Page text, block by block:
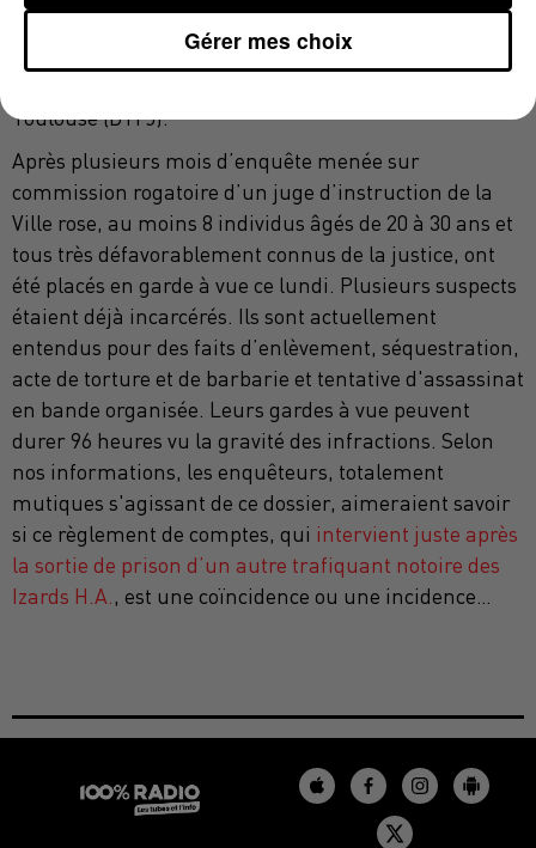
dossier à la crim’ ; la division criminelle de la
Toulouse (DTPJ).
Après plusieurs mois d’enquête menée sur
commission rogatoire d’un juge d’instruction de la
Ville rose, au moins 8 individus âgés de 20 à 30 ans et
tous très défavorablement connus de la justice, ont
été placés en garde à vue ce lundi. Plusieurs suspects
étaient déjà incarcérés. Ils sont actuellement
entendus pour des faits d’enlèvement, séquestration,
acte de torture et de barbarie et tentative d'assassinat
en bande organisée. Leurs gardes à vue peuvent
durer 96 heures vu la gravité des infractions. Selon
nos informations, les enquêteurs, totalement
mutiques s'agissant de ce dossier, aimeraient savoir
si ce règlement de comptes, qui intervient juste après
la sortie de prison d’un autre trafiquant notoire des
Izards H.A. , est une coïncidence ou une incidence…
Gérer mes choix